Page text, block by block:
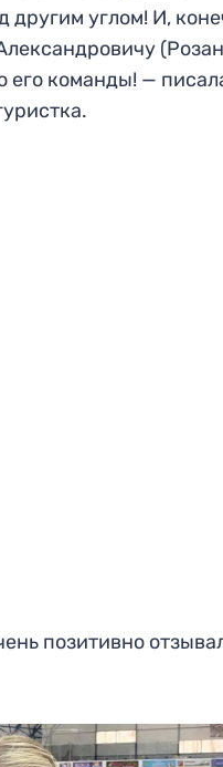
другим углом! И,
его команды! —
позитивно